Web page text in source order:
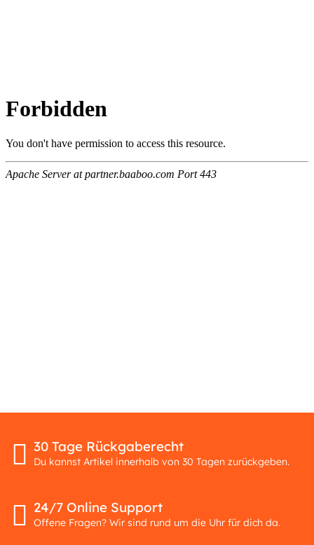
30 Tage Rückgaberecht
Du kannst Artikel innerhalb von 30 Tagen zurückgeben.
24/7 Online Support
Offene Fragen? Wir sind rund um die Uhr für dich da.